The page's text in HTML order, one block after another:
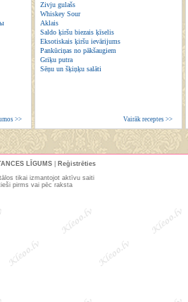
>>
Zivju gulašs
Whiskey Sour
Aklais
Saldo ķiršu biezais ķīselis
Eksotiskais ķiršu ievārijums
Pankūciņas no pākšaugiem
Griķu putra
Sēņu un šķiņķu salāti
Vairāk receptes >>
LĪGUMS
Reģistrēties
tikai izmantojot aktīvu saiti
pirms vai pēc raksta